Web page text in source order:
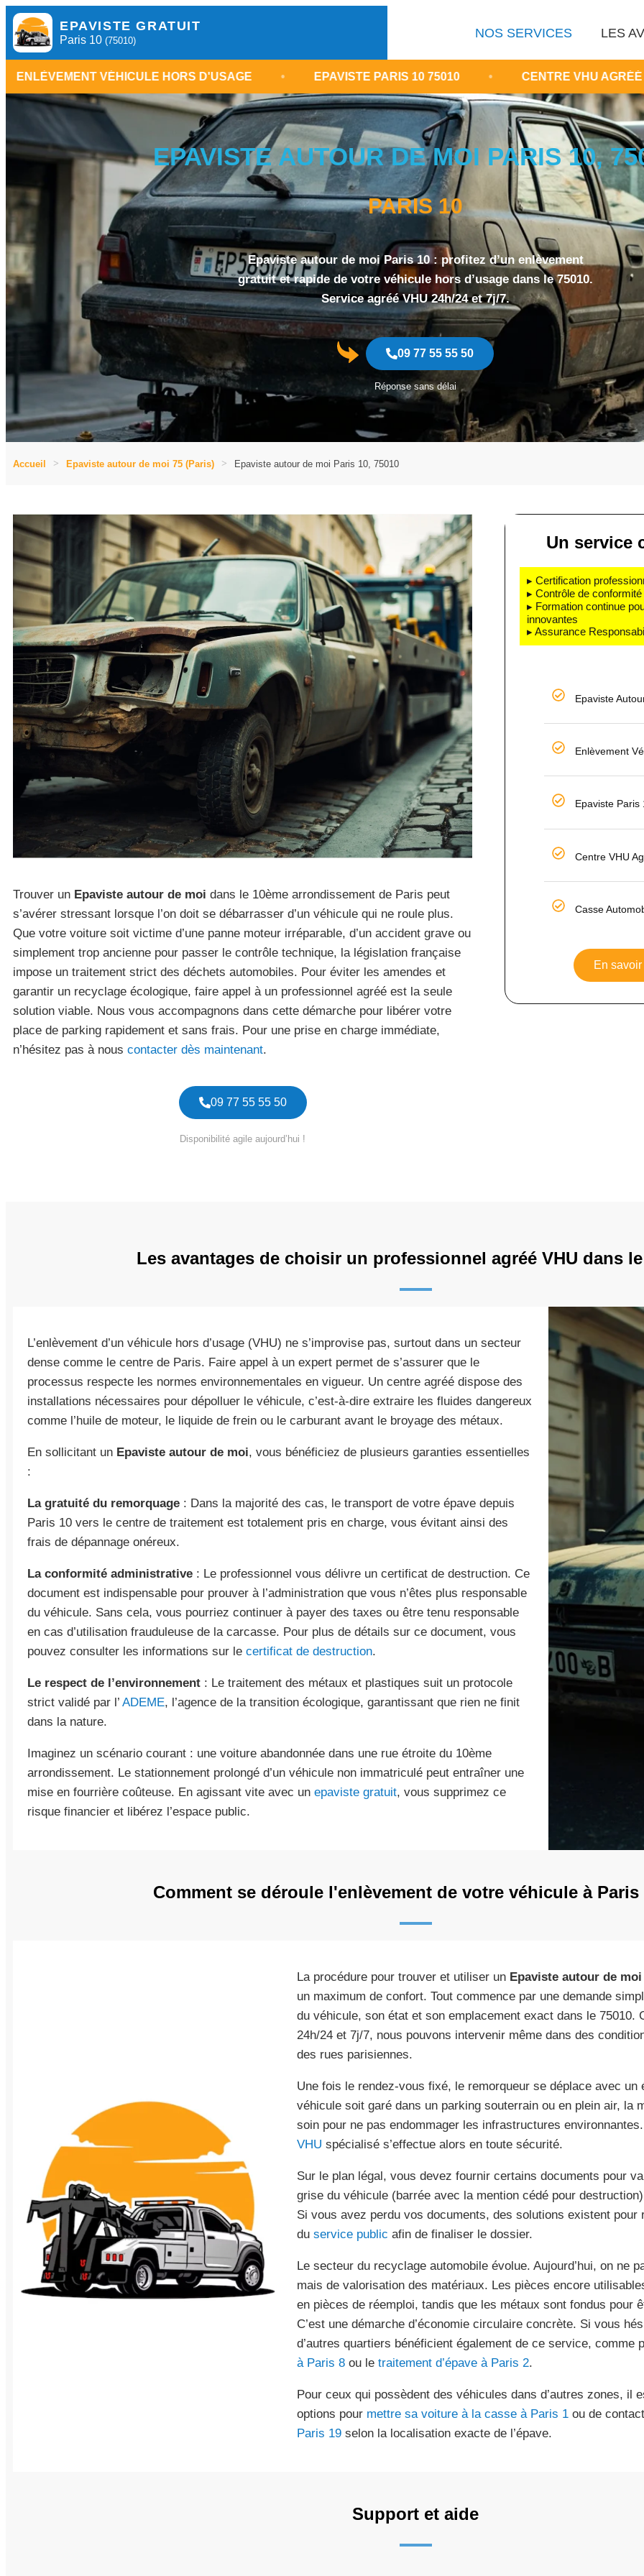
EPAVISTE GRATUIT
Paris 10 (75010)
NOS SERVICES LES
VÉHICULE HORS D'USAGE • EPAVISTE PARIS 10 75010 • CENTRE VHU AGRÉÉ ÎLE-DE-
EPAVISTE AUTOUR DE MOI PARIS 10,
PARIS 10
Epaviste autour de moi Paris 10 : profitez d’un enlèvement
gratuit et rapide de votre véhicule hors d’usage dans le 75010.
Service agréé VHU 24h/24 et 7j/7.
09 77 55 55 50
Réponse sans délai
Accueil Epaviste autour de moi 75 (Paris) Epaviste autour de moi Paris 10, 75010
Trouver un Epaviste autour de moi dans le 10ème arrondissement de Paris peut
s’avérer stressant lorsque l’on doit se débarrasser d’un véhicule qui ne roule plus.
Que votre voiture soit victime d’une panne moteur irréparable, d’un accident grave ou
simplement trop ancienne pour passer le contrôle technique, la législation française
impose un traitement strict des déchets automobiles. Pour éviter les amendes et
garantir un recyclage écologique, faire appel à un professionnel agréé est la seule
solution viable. Nous vous accompagnons dans cette démarche pour libérer votre
place de parking rapidement et sans frais. Pour une prise en charge immédiate,
n’hésitez pas à nous contacter dès maintenant.
09 77 55 55 50
Disponibilité agile aujourd’hui !
Un service
▸ Certification
▸ Contrôle de
▸ Formation continue
innovantes
▸ Assurance
Epaviste
Enlèvement
Epaviste Paris
Centre VHU
Casse
En
Les avantages de choisir un professionnel agréé VHU dans le
L’enlèvement d’un véhicule hors d’usage (VHU) ne s’improvise pas, surtout dans un secteur
dense comme le centre de Paris. Faire appel à un expert permet de s’assurer que le
processus respecte les normes environnementales en vigueur. Un centre agréé dispose des
installations nécessaires pour dépolluer le véhicule, c’est-à-dire extraire les fluides dangereux
comme l’huile de moteur, le liquide de frein ou le carburant avant le broyage des métaux.
En sollicitant un Epaviste autour de moi, vous bénéficiez de plusieurs garanties essentielles
:
La gratuité du remorquage : Dans la majorité des cas, le transport de votre épave depuis
Paris 10 vers le centre de traitement est totalement pris en charge, vous évitant ainsi des
frais de dépannage onéreux.
La conformité administrative : Le professionnel vous délivre un certificat de destruction. Ce
document est indispensable pour prouver à l’administration que vous n’êtes plus responsable
du véhicule. Sans cela, vous pourriez continuer à payer des taxes ou être tenu responsable
en cas d’utilisation frauduleuse de la carcasse. Pour plus de détails sur ce document, vous
pouvez consulter les informations sur le certificat de destruction.
Le respect de l’environnement : Le traitement des métaux et plastiques suit un protocole
strict validé par l’ ADEME, l’agence de la transition écologique, garantissant que rien ne finit
dans la nature.
Imaginez un scénario courant : une voiture abandonnée dans une rue étroite du 10ème
arrondissement. Le stationnement prolongé d’un véhicule non immatriculé peut entraîner une
mise en fourrière coûteuse. En agissant vite avec un epaviste gratuit, vous supprimez ce
risque financier et libérez l’espace public.
Comment se déroule l'enlèvement de votre véhicule à Paris
La procédure pour trouver et utiliser un Epaviste autour de moi
un maximum de confort. Tout commence par une demande
du véhicule, son état et son emplacement exact dans le 75010.
24h/24 et 7j/7, nous pouvons intervenir même dans des
des rues parisiennes.
Une fois le rendez-vous fixé, le remorqueur se déplace avec un
véhicule soit garé dans un parking souterrain ou en plein air, la
soin pour ne pas endommager les infrastructures
VHU spécialisé s’effectue alors en toute sécurité.
Sur le plan légal, vous devez fournir certains documents pour
grise du véhicule (barrée avec la mention cédé pour
Si vous avez perdu vos documents, des solutions existent pour
du service public afin de finaliser le dossier.
Le secteur du recyclage automobile évolue. Aujourd’hui, on ne
mais de valorisation des matériaux. Les pièces encore
en pièces de réemploi, tandis que les métaux sont fondus pour
C’est une démarche d’économie circulaire concrète. Si vous
d’autres quartiers bénéficient également de ce service, comme
à Paris 8ou le traitement d’épave à Paris 2.
Pour ceux qui possèdent des véhicules dans d’autres zones, il
options pour mettre sa voiture à la casse à Paris 1ou de
Paris 19selon la localisation exacte de l’épave.
Support et aide